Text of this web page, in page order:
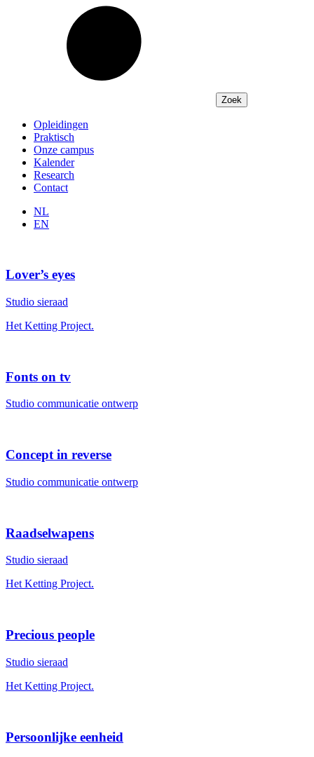
Opleidingen
Praktisch
Onze campus
Kalender
Research
Contact
NL
EN
Lover’s eyes
Studio sieraad
Het Ketting Project.
Fonts on tv
Studio communicatie ontwerp
Concept in reverse
Studio communicatie ontwerp
Raadselwapens
Studio sieraad
Het Ketting Project.
Precious people
Studio sieraad
Het Ketting Project.
Persoonlijke eenheid